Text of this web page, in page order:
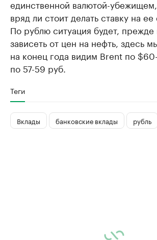
единственной валютой-убежищем,
вряд ли стоит делать ставку на ее
По рублю ситуация будет, прежде
зависеть от цен на нефть, здесь
на конец года видим Brent по
по 57-59 руб.
Теги
Вклады банковские вклады рубль